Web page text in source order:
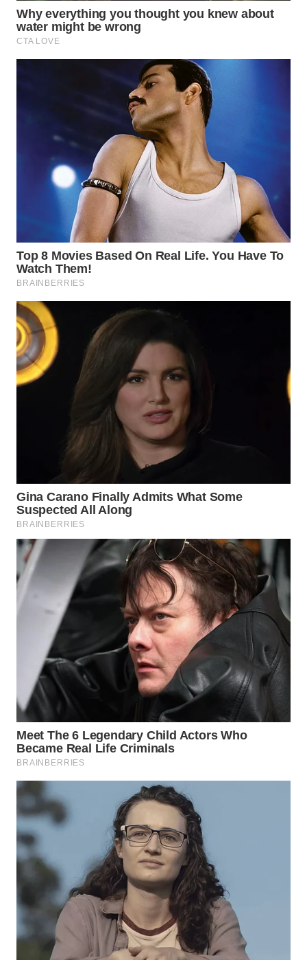
WN
LANGKAT
WN
TANJUNG
LESUNG
WN
SIMALUNGUN
LABUHANBATU
WN
TAPANULI
TENGAH
TINGGI
WN
PAKPAK
KARAWANG
BEKASI
WN
BOGOR
DEPOK
WN
TAPANULI
UTARA
SAMOSIR
WN
PADANG
LAWAS